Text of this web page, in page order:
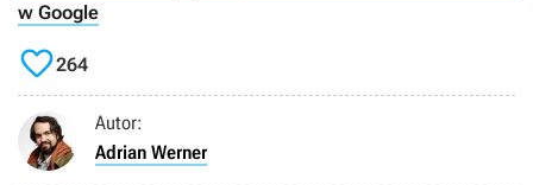
w Google
264
Autor:
Adrian Werner